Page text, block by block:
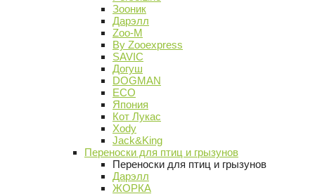
Зооник
Дарэлл
Zoo-M
By Zooexpress
SAVIC
Догуш
DOGMAN
ECO
Япония
Кот Лукас
Xody
Jack&King
Переноски для птиц и грызунов
Переноски для птиц и грызунов
Дарэлл
ЖОРКА